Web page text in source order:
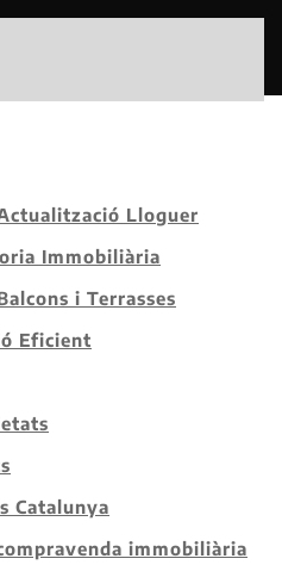
Lloguer
Immobiliària
i Terrasses
Eficient
Catalunya
immobiliària